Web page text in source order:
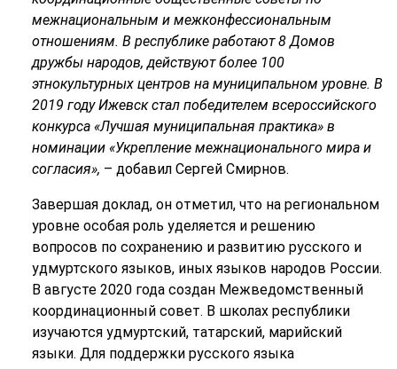
межнациональным и межконфессиональным
отношениям. В республике работают 8 Домов
дружбы народов, действуют более 100
этнокультурных центров на муниципальном уровне. В
2019 году Ижевск стал победителем всероссийского
конкурса «Лучшая муниципальная практика» в
номинации «Укрепление межнационального мира и
согласия», – добавил Сергей Смирнов.
Завершая доклад, он отметил, что на региональном
уровне особая роль уделяется и решению
вопросов по сохранению и развитию русского и
удмуртского языков, иных языков народов России.
В августе 2020 года создан Межведомственный
координационный совет. В школах республики
изучаются удмуртский, татарский, марийский
языки. Для поддержки русского языка